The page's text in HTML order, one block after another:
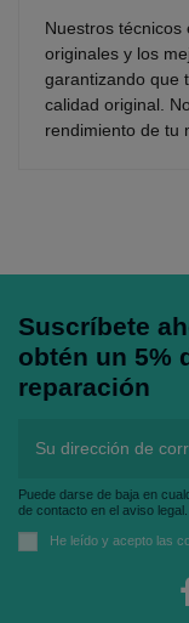
Nuestros técnicos
originales y los
garantizando que
calidad original.
rendimiento de tu
Suscríbete
obtén un 5%
reparación
Puede darse de baja en
de contacto en el aviso legal.
He leído y acepto las